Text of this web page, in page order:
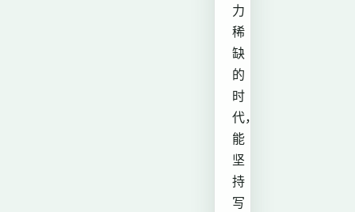
力
稀
缺
的
时
代，
能
坚
持
写